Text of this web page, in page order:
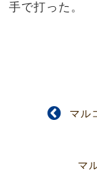
手で打った。
マル
マ